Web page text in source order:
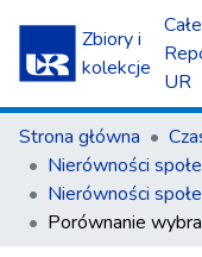
Zbiory i
kolekcje
Całe
UR
Strona główna